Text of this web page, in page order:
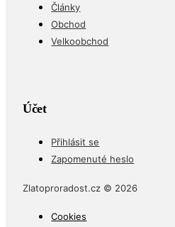
Články
Obchod
Velkoobchod
Účet
Přihlásit se
Zapomenuté heslo
Zlatoproradost.cz © 2026
Cookies